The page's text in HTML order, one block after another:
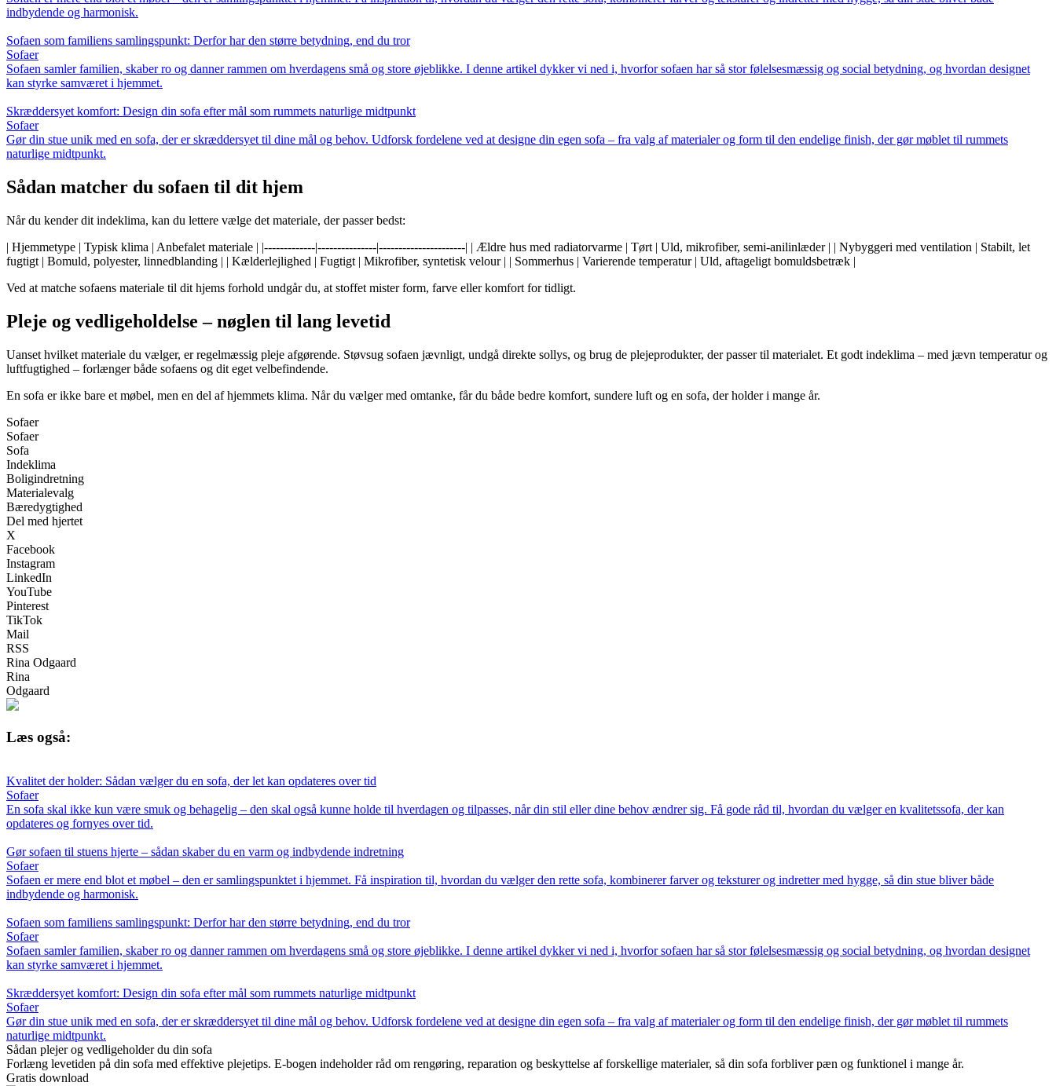
indbydende og harmonisk.
Sofaen som familiens samlingspunkt: Derfor har den større betydning, end du tror
Sofaer
Sofaen samler familien, skaber ro og danner rammen om hverdagens små og store øjeblikke. I denne artikel dykker vi ned i, hvorfor sofaen har så stor følelsesmæssig og social betydning, og hvordan designet
kan styrke samværet i hjemmet.
Skræddersyet komfort: Design din sofa efter mål som rummets naturlige midtpunkt
Sofaer
Gør din stue unik med en sofa, der er skræddersyet til dine mål og behov. Udforsk fordelene ved at designe din egen sofa – fra valg af materialer og form til den endelige finish, der gør møblet til rummets
naturlige midtpunkt.
Sådan matcher du sofaen til dit hjem
Når du kender dit indeklima, kan du lettere vælge det materiale, der passer bedst:
| Hjemmetype | Typisk klima | Anbefalet materiale | |-------------|---------------|----------------------| | Ældre hus med radiatorvarme | Tørt | Uld, mikrofiber, semi-anilinlæder | | Nybyggeri med ventilation | Stabilt, let
fugtigt | Bomuld, polyester, linnedblanding | | Kælderlejlighed | Fugtigt | Mikrofiber, syntetisk velour | | Sommerhus | Varierende temperatur | Uld, aftageligt bomuldsbetræk |
Ved at matche sofaens materiale til dit hjems forhold undgår du, at stoffet mister form, farve eller komfort for tidligt.
Pleje og vedligeholdelse – nøglen til lang levetid
Uanset hvilket materiale du vælger, er regelmæssig pleje afgørende. Støvsug sofaen jævnligt, undgå direkte sollys, og brug de plejeprodukter, der passer til materialet. Et godt indeklima – med jævn temperatur og
luftfugtighed – forlænger både sofaens og dit eget velbefindende.
En sofa er ikke bare et møbel, men en del af hjemmets klima. Når du vælger med omtanke, får du både bedre komfort, sundere luft og en sofa, der holder i mange år.
Sofaer
Sofaer
Sofa
Indeklima
Boligindretning
Materialevalg
Bæredygtighed
Del med hjertet
X
Facebook
Instagram
LinkedIn
YouTube
Pinterest
TikTok
Mail
RSS
Rina Odgaard
Rina
Odgaard
Læs også:
Kvalitet der holder: Sådan vælger du en sofa, der let kan opdateres over tid
Sofaer
En sofa skal ikke kun være smuk og behagelig – den skal også kunne holde til hverdagen og tilpasses, når din stil eller dine behov ændrer sig. Få gode råd til, hvordan du vælger en kvalitetssofa, der kan
opdateres og fornyes over tid.
Gør sofaen til stuens hjerte – sådan skaber du en varm og indbydende indretning
Sofaer
Sofaen er mere end blot et møbel – den er samlingspunktet i hjemmet. Få inspiration til, hvordan du vælger den rette sofa, kombinerer farver og teksturer og indretter med hygge, så din stue bliver både
indbydende og harmonisk.
Sofaen som familiens samlingspunkt: Derfor har den større betydning, end du tror
Sofaer
Sofaen samler familien, skaber ro og danner rammen om hverdagens små og store øjeblikke. I denne artikel dykker vi ned i, hvorfor sofaen har så stor følelsesmæssig og social betydning, og hvordan designet
kan styrke samværet i hjemmet.
Skræddersyet komfort: Design din sofa efter mål som rummets naturlige midtpunkt
Sofaer
Gør din stue unik med en sofa, der er skræddersyet til dine mål og behov. Udforsk fordelene ved at designe din egen sofa – fra valg af materialer og form til den endelige finish, der gør møblet til rummets
naturlige midtpunkt.
Sådan plejer og vedligeholder du din sofa
Forlæng levetiden på din sofa med effektive plejetips. E-bogen indeholder råd om rengøring, reparation og beskyttelse af forskellige materialer, så din sofa forbliver pæn og funktionel i mange år.
Gratis download